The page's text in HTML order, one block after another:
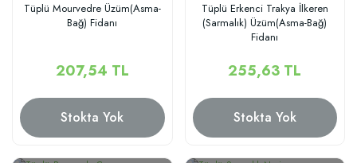
Tüplü Mourvedre Üzüm(Asma-
Bağ) Fidanı
207,54 TL
Stokta Yok
Tüplü Erkenci Trakya İlkeren
(Sarmalık) Üzüm(Asma-Bağ)
Fidanı
255,63 TL
Stokta Yok